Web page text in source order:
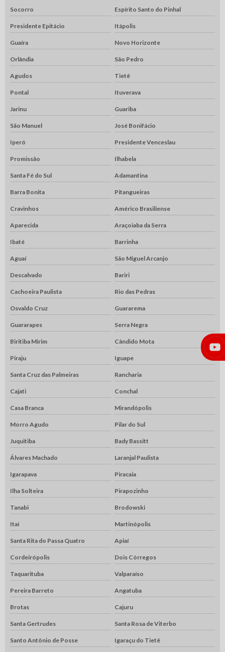
Socorro Espírito Santo do Pinhal
Presidente Epitácio Itápolis
Guaíra Novo Horizonte
Orlândia São Pedro
Agudos Tietê
Pontal Ituverava
Jarinu Guariba
São Manuel José Bonifácio
Iperó Presidente Venceslau
Promissão Ilhabela
Santa Fé do Sul Adamantina
Barra Bonita Pitangueiras
Cravinhos Américo Brasiliense
Aparecida Araçoiaba da Serra
Ibaté Barrinha
Aguaí São Miguel Arcanjo
Descalvado Bariri
Cachoeira Paulista Rio das Pedras
Osvaldo Cruz Guararema
Guararapes Serra Negra
Biritiba Mirim Cândido Mota
Piraju Iguape
Santa Cruz das Palmeiras Rancharia
Cajati Conchal
Casa Branca Mirandópolis
Morro Agudo Pilar do Sul
Juquitiba Bady Bassitt
Álvares Machado Laranjal Paulista
Igarapava Piracaia
Ilha Solteira Pirapozinho
Tanabi Brodowski
Itaí Martinópolis
Santa Rita do Passa Quatro Apiaí
Cordeirópolis Dois Córregos
Taquarituba Valparaíso
Pereira Barreto Angatuba
Brotas Cajuru
Santa Gertrudes Santa Rosa de Viterbo
Santo Antônio de Posse Igaraçu do Tietê